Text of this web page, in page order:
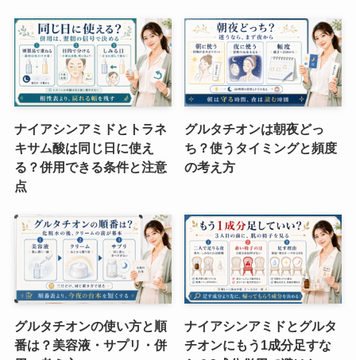
ナイアシンアミドとトラネ
キサム酸は同じ日に使え
る？併用できる条件と注意
点
グルタチオンは朝夜どっ
ち？使うタイミングと頻度
の考え方
グルタチオンの使い方と順
番は？美容液・サプリ・併
ナイアシンアミドとグルタ
チオンにもう1成分足すな